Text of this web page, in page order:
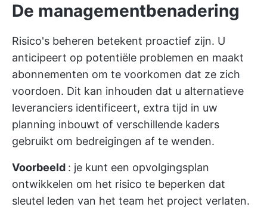
De managementbenadering
Risico's beheren betekent proactief zijn. U
anticipeert op potentiële problemen en maakt
abonnementen om te voorkomen dat ze zich
voordoen. Dit kan inhouden dat u alternatieve
leveranciers identificeert, extra tijd in uw
planning inbouwt of verschillende kaders
gebruikt om bedreigingen af te wenden.
Voorbeeld : je kunt een opvolgingsplan
ontwikkelen om het risico te beperken dat
sleutel leden van het team het project verlaten.